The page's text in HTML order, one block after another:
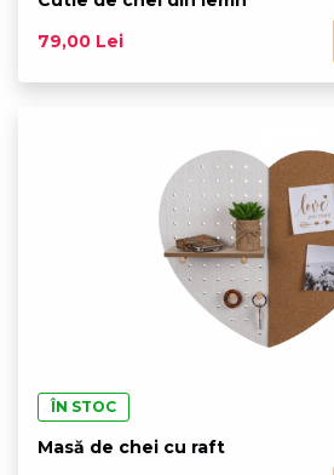
79,00 Lei
ÎN STOC
Masă de chei cu raft